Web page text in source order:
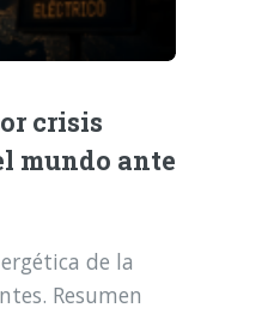
crisis
mundo ante
de la
Resumen